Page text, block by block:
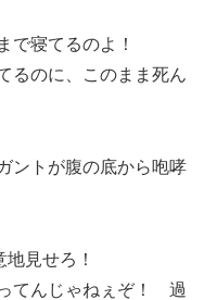
で寝てるのよ！
るのに、このまま死ん
ントが腹の底から咆哮
見せろ！
てんじゃねぇぞ！ 過